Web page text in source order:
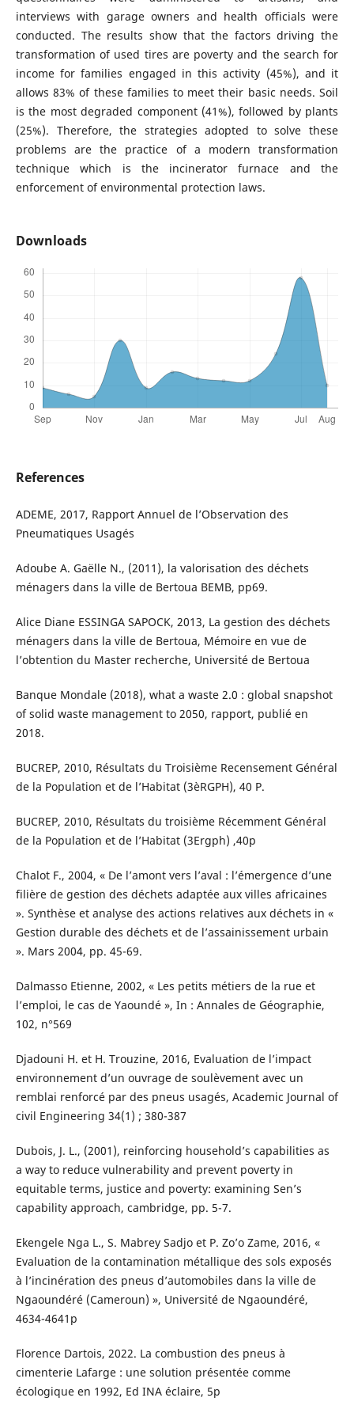
interviews with garage owners and health officials were
conducted. The results show that the factors driving the
transformation of used tires are poverty and the search for
income for families engaged in this activity (45%), and it
allows 83% of these families to meet their basic needs. Soil
is the most degraded component (41%), followed by plants
(25%). Therefore, the strategies adopted to solve these
problems are the practice of a modern transformation
technique which is the incinerator furnace and the
enforcement of environmental protection laws.
Downloads
References
ADEME, 2017, Rapport Annuel de l’Observation des
Pneumatiques Usagés
Adoube A. Gaëlle N., (2011), la valorisation des déchets
ménagers dans la ville de Bertoua BEMB, pp69.
Alice Diane ESSINGA SAPOCK, 2013, La gestion des déchets
ménagers dans la ville de Bertoua, Mémoire en vue de
l’obtention du Master recherche, Université de Bertoua
Banque Mondale (2018), what a waste 2.0 : global snapshot
of solid waste management to 2050, rapport, publié en
2018.
BUCREP, 2010, Résultats du Troisième Recensement Général
de la Population et de l’Habitat (3èRGPH), 40 P.
BUCREP, 2010, Résultats du troisième Récemment Général
de la Population et de l’Habitat (3Ergph) ,40p
Chalot F., 2004, « De l’amont vers l’aval : l’émergence d’une
filière de gestion des déchets adaptée aux villes africaines
». Synthèse et analyse des actions relatives aux déchets in «
Gestion durable des déchets et de l’assainissement urbain
». Mars 2004, pp. 45-69.
Dalmasso Etienne, 2002, « Les petits métiers de la rue et
l’emploi, le cas de Yaoundé », In : Annales de Géographie,
102, n°569
Djadouni H. et H. Trouzine, 2016, Evaluation de l’impact
environnement d’un ouvrage de soulèvement avec un
remblai renforcé par des pneus usagés, Academic Journal of
civil Engineering 34(1) ; 380-387
Dubois, J. L., (2001), reinforcing household’s capabilities as
a way to reduce vulnerability and prevent poverty in
equitable terms, justice and poverty: examining Sen’s
capability approach, cambridge, pp. 5-7.
Ekengele Nga L., S. Mabrey Sadjo et P. Zo’o Zame, 2016, «
Evaluation de la contamination métallique des sols exposés
à l’incinération des pneus d’automobiles dans la ville de
Ngaoundéré (Cameroun) », Université de Ngaoundéré,
4634-4641p
Florence Dartois, 2022. La combustion des pneus à
cimenterie Lafarge : une solution présentée comme
écologique en 1992, Ed INA éclaire, 5p